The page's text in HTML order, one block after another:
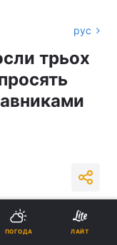
рус
трьох
Google
ПОГОДА ЛАЙТ